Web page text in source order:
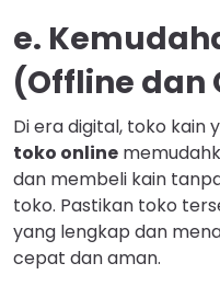
e.
(Offline dan
Di era digital, toko kain
toko online
dan membeli kain
toko. Pastikan toko
yang lengkap dan
cepat dan aman.